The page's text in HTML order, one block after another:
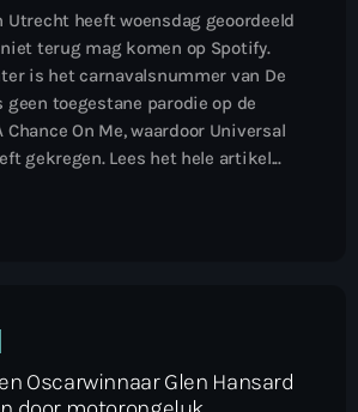
Utrecht heeft woensdag geoordeeld
terug mag komen op Spotify.
is het carnavalsnummer van De
geen toegestane parodie op de
Chance On Me, waardoor Universal
gekregen. Lees het hele artikel...
Oscarwinnaar Glen Hansard